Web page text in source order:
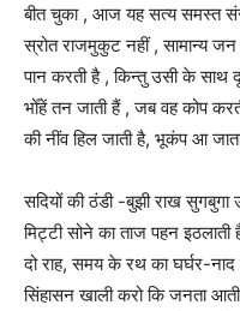
बीत चुका , आज यह सत्य समस्त
स्रोत राजमुकुट नहीं , सामान्य
पान करती है , किन्तु उसी के साथ
भोँहें तन जाती हैं , जब वह कोप
की नींव हिल जाती है, भूकंप आ
सदियों की ठंडी -बुझी राख सुगबुगा
मिट्टी सोने का ताज पहन इठलाती
दो राह, समय के रथ का घर्घर-नाद
सिंहासन खाली करो कि जनता